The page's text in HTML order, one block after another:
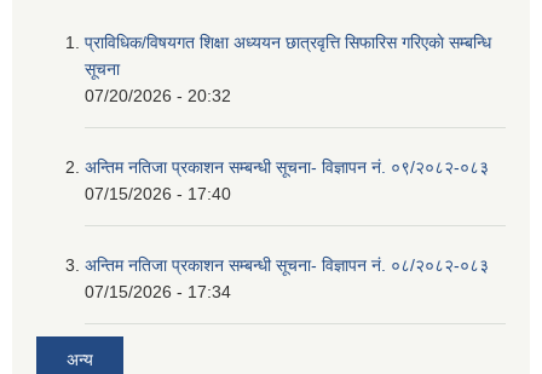
प्राविधिक/विषयगत शिक्षा अध्ययन छात्रवृत्ति सिफारिस गरिएकाे सम्बन्धि
सूचना
07/20/2026 - 20:32
अन्तिम नतिजा प्रकाशन सम्बन्धी सूचना- विज्ञापन नं. ०९/२०८२-०८३
07/15/2026 - 17:40
अन्तिम नतिजा प्रकाशन सम्बन्धी सूचना- विज्ञापन नं. ०८/२०८२-०८३
07/15/2026 - 17:34
अन्य